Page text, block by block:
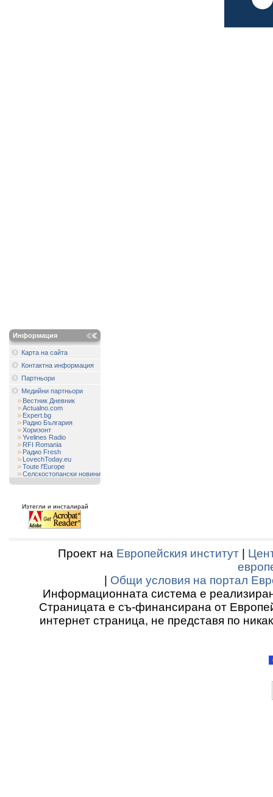
Информация
Карта на сайта
Контактна информация
Партньори
Медийни партньори
Вестник Дневник
Actualno.com
Expert.bg
Радио България
Хоризонт
Yvelines Radio
RFI Romania
Радио Fresh
LovechToday.eu
Toute l'Europe
Селскостопански новини
Изтегли и инсталирай
Проект на Европейския институт
Общи условия на портал
Информационната система е
Страницата е съ-финансирана от
интернет страница, не представя по